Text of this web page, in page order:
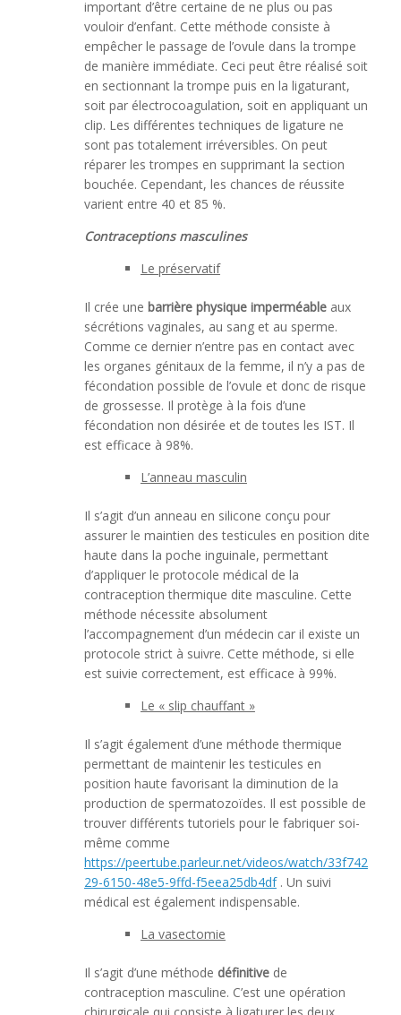
important d’être certaine de ne plus ou pas
vouloir d’enfant. Cette méthode consiste à
empêcher le passage de l’ovule dans la trompe
de manière immédiate. Ceci peut être réalisé soit
en sectionnant la trompe puis en la ligaturant,
soit par électrocoagulation, soit en appliquant un
clip. Les différentes techniques de ligature ne
sont pas totalement irréversibles. On peut
réparer les trompes en supprimant la section
bouchée. Cependant, les chances de réussite
varient entre 40 et 85 %.
Contraceptions masculines
Le préservatif
Il crée une barrière physique imperméableaux
sécrétions vaginales, au sang et au sperme.
Comme ce dernier n’entre pas en contact avec
les organes génitaux de la femme, il n’y a pas de
fécondation possible de l’ovule et donc de risque
de grossesse. Il protège à la fois d’une
fécondation non désirée et de toutes les IST. Il
est efficace à 98%.
L’anneau masculin
Il s’agit d’un anneau en silicone conçu pour
assurer le maintien des testicules en position dite
haute dans la poche inguinale, permettant
d’appliquer le protocole médical de la
contraception thermique dite masculine. Cette
méthode nécessite absolument
l’accompagnement d’un médecin car il existe un
protocole strict à suivre. Cette méthode, si elle
est suivie correctement, est efficace à 99%.
Le « slip chauffant »
Il s’agit également d’une méthode thermique
permettant de maintenir les testicules en
position haute favorisant la diminution de la
production de spermatozoïdes. Il est possible de
trouver différents tutoriels pour le fabriquer soi-
même comme
https://peertube.parleur.net/videos/watch/33f742
29-6150-48e5-9ffd-f5eea25db4df. Un suivi
médical est également indispensable.
La vasectomie
Il s’agit d’une méthode définitivede
contraception masculine. C’est une opération